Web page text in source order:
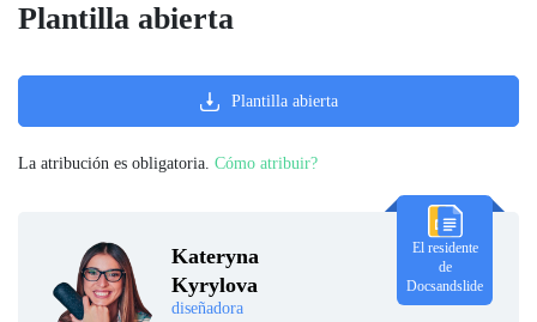
Kateryna
Kyrylova
diseñadora
El residente
de
Docsandslide
Plantilla abierta
Plantilla abierta
La atribución es obligatoria. Cómo atribuir?